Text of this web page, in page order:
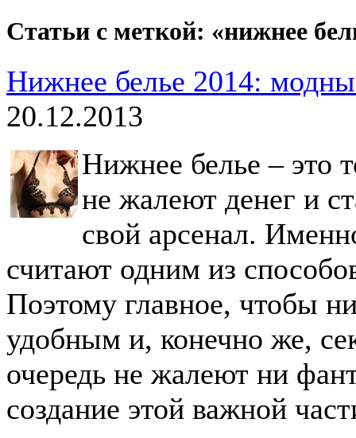
Статьи с меткой: «нижнее
Нижнее белье 2014:
20.12.2013
Нижнее белье – это
не жалеют денег и
свой арсенал.
считают одним из
Поэтому главное, чтобы
удобным и, конечно же,
очередь не жалеют ни
создание этой важной